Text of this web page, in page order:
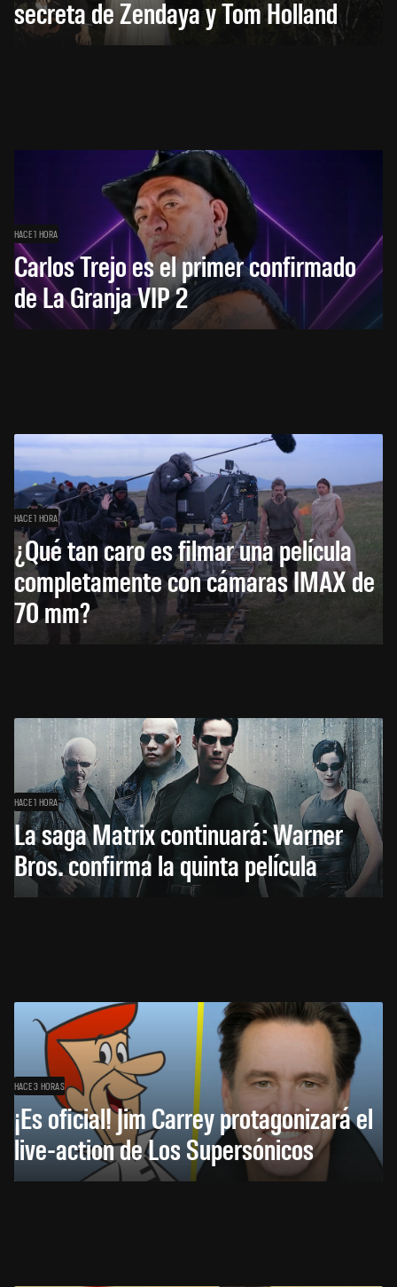
secreta de Zendaya y Tom Holland
HACE 1 HORA
Carlos Trejo es el primer confirmado
de La Granja VIP 2
HACE 1 HORA
¿Qué tan caro es filmar una película
completamente con cámaras IMAX de
70 mm?
HACE 1 HORA
La saga Matrix continuará: Warner
Bros. confirma la quinta película
HACE 3 HORAS
¡Es oficial! Jim Carrey protagonizará el
live-action de Los Supersónicos